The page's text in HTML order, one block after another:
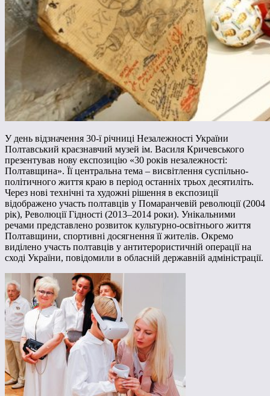
У день відзначення 30-ї річниці Незалежності України
Полтавський краєзнавчий музей ім. Василя Кричевського
презентував нову експозицію «30 років незалежності:
Полтавщина». Її центральна тема – висвітлення суспільно-
політичного життя краю в період останніх трьох десятиліть.
Через нові технічні та художні рішення в експозиції
відображено участь полтавців у Помаранчевій революції (2004
рік), Революції Гідності (2013–2014 роки). Унікальними
речами представлено розвиток культурно-освітнього життя
Полтавщини, спортивні досягнення її жителів. Окремо
виділено участь полтавців у антитерористичній операції на
сході України, повідомили в обласній державній адміністрації.